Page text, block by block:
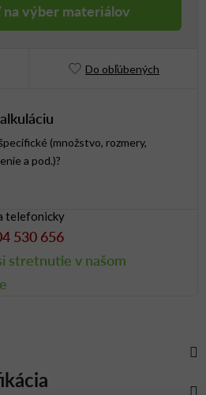
výber materiálov
Do obľúbených
(množstvo, rozmery,
a pod.)?
telefonicky
530 656
stretnutie v našom